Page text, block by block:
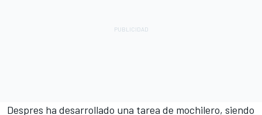
Despres ha desarrollado una tarea de mochilero, siendo